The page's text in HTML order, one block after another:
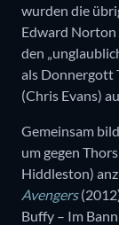
wurden die
Edward
den
als Donnergott
(Chris Evans)
Gemeinsam
um gegen
Hiddleston)
Avengers
Buffy – Im